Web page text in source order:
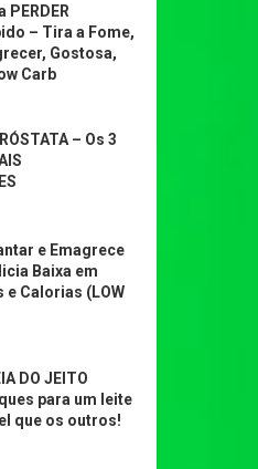
PERDER
– Tira a Fome,
Gostosa,
Carb
– Os 3
e Emagrece
Baixa em
Calorias (LOW
DO JEITO
para um leite
que os outros!